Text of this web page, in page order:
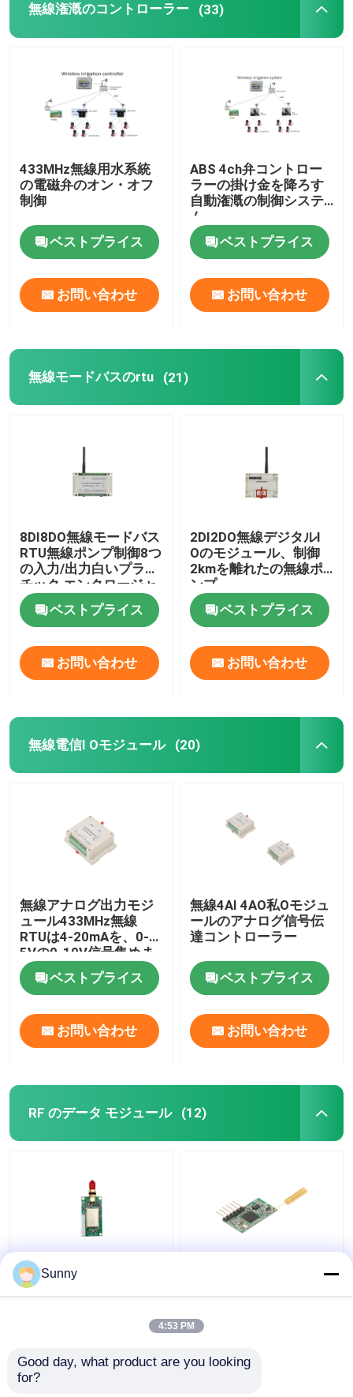
無線無線の変復調装置
4G無線電信の出入口
Lora無線モジュール
無線アンテナ付属品
HMIの人間機械インターフェイス
携帯用太陽発電機
無線潅漑のコントローラー (33)
433MHz無線用水系統
の電磁弁のオン・オフ
制御
ベストプライス
お問い合わせ
ABS 4ch弁コントロー
ラーの掛け金を降ろす
自動潅漑の制御システ
ム
ベストプライス
お問い合わせ
無線モードバスのrtu (21)
8DI8DO無線モードバス
RTU無線ポンプ制御8つ
の入力/出力白いプラス
チック エンクロージャ
ベストプライス
お問い合わせ
2DI2DO無線デジタルI
Oのモジュール、制御
2kmを離れたの無線ポ
ンプ
ベストプライス
お問い合わせ
無線電信I Oモジュール (20)
無線アナログ出力モジ
ュール433MHz無線
RTUは4-20mAを、0-
5Vの0-10V信号集めま
す
ベストプライス
お問い合わせ
無線4AI 4AO私Oモジュ
ールのアナログ信号伝
達コントローラー
ベストプライス
お問い合わせ
RF のデータ モジュール (12)
433MHz RFのデータ モ
ジュール100mWの無線
バー モジュール
433MHz 1km
Sunny
4:53 PM
Good day, what product are you looking
for?